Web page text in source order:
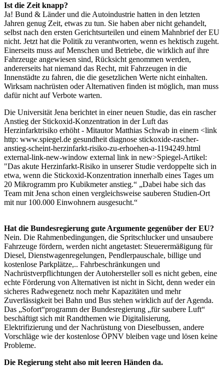
Ist die Zeit knapp?
Ja! Bund & Länder und die Autoindustrie hatten in den letzten
Jahren genug Zeit, etwas zu tun. Sie haben aber nicht gehandelt,
selbst nach den ersten Gerichtsurteilen und einem Mahnbrief der EU
nicht. Jetzt hat die Politik zu verantworten, wenn es hektisch zugeht.
Einerseits muss auf Menschen und Betriebe, die wirklich auf ihre
Fahrzeuge angewiesen sind, Rücksicht genommen werden,
andererseits hat niemand das Recht, mit Fahrzeugen in die
Innenstädte zu fahren, die die gesetzlichen Werte nicht einhalten.
Wirksam nachrüsten oder Alternativen finden ist möglich, man muss
dafür nicht auf Verbote warten.
Die Universität Jena berichtet in einer neuen Studie, das ein rascher
Anstieg der Stickoxid-Konzentration in der Luft das
Herzinfarktrisiko erhöht - Mitautor Matthias Schwab in einem <link
http: www.spiegel.de gesundheit diagnose stickoxide-rascher-
anstieg-scheint-herzinfarkt-risiko-zu-erhoehen-a-1194249.html
external-link-new-window external link in new>Spiegel-Artikel:
"Das akute Herzinfarkt-Risiko in unserer Studie verdoppelte sich in
etwa, wenn die Stickoxid-Konzentration innerhalb eines Tages um
20 Mikrogramm pro Kubikmeter anstieg.“ „Dabei habe sich das
Team mit Jena schon einen vergleichsweise sauberen Studien-Ort
mit nur 100.000 Einwohnern ausgesucht.“
Hat die Bundesregierung gute Argumente gegenüber der EU?
Nein. Die Rahmenbedingungen, die Spritschlucker und unsaubere
Fahrzeuge fördern, werden nicht angetastet: Steuerermäßigung für
Diesel, Dienstwagenregelungen, Pendlerpauschale, billige und
kostenlose Parkplätze,.. Fahrbeschränkungen und
Nachrüstverpflichtungen der Autohersteller soll es nicht geben, eine
echte Förderung von Alternativen ist nicht in Sicht, denn weder ein
sicheres Radwegenetz noch mehr Kapazitäten und mehr
Zuverlässigkeit bei Bahn und Bus stehen wirklich auf der Agenda.
Das „Sofort“programm der Bundesregierung „für saubere Luft“
beschäftigt sich mit Randthemen wie Digitalisierung,
Elektrifizierung und der Nachrüstung von Dieselbussen, andere
Vorschläge wie der kostenlose ÖPNV bleiben vage und lösen keine
Probleme.
Die Regierung steht also mit leeren Händen da.